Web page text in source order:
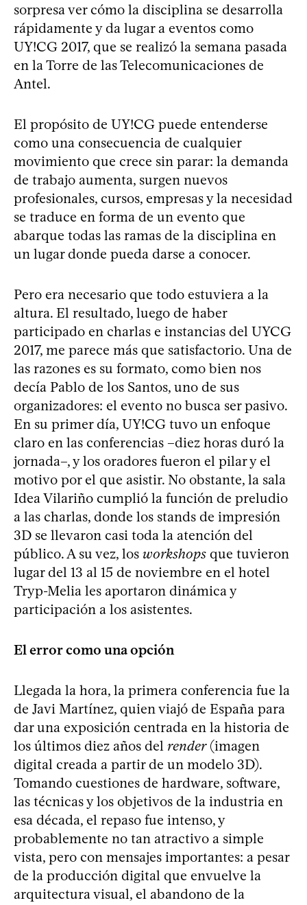
sorpresa ver cómo la disciplina se desarrolla
rápidamente y da lugar a eventos como
UY!CG 2017, que se realizó la semana pasada
en la Torre de las Telecomunicaciones de
Antel.
El propósito de UY!CG puede entenderse
como una consecuencia de cualquier
movimiento que crece sin parar: la demanda
de trabajo aumenta, surgen nuevos
profesionales, cursos, empresas y la necesidad
se traduce en forma de un evento que
abarque todas las ramas de la disciplina en
un lugar donde pueda darse a conocer.
Pero era necesario que todo estuviera a la
altura. El resultado, luego de haber
participado en charlas e instancias del UYCG
2017, me parece más que satisfactorio. Una de
las razones es su formato, como bien nos
decía Pablo de los Santos, uno de sus
organizadores: el evento no busca ser pasivo.
En su primer día, UY!CG tuvo un enfoque
claro en las conferencias –diez horas duró la
jornada–, y los oradores fueron el pilar y el
motivo por el que asistir. No obstante, la sala
Idea Vilariño cumplió la función de preludio
a las charlas, donde los stands de impresión
3D se llevaron casi toda la atención del
público. A su vez, los workshops que tuvieron
lugar del 13 al 15 de noviembre en el hotel
Tryp-Melia les aportaron dinámica y
participación a los asistentes.
El error como una opción
Llegada la hora, la primera conferencia fue la
de Javi Martínez, quien viajó de España para
dar una exposición centrada en la historia de
los últimos diez años del render(imagen
digital creada a partir de un modelo 3D).
Tomando cuestiones de hardware, software,
las técnicas y los objetivos de la industria en
esa década, el repaso fue intenso, y
probablemente no tan atractivo a simple
vista, pero con mensajes importantes: a pesar
de la producción digital que envuelve la
arquitectura visual, el abandono de la